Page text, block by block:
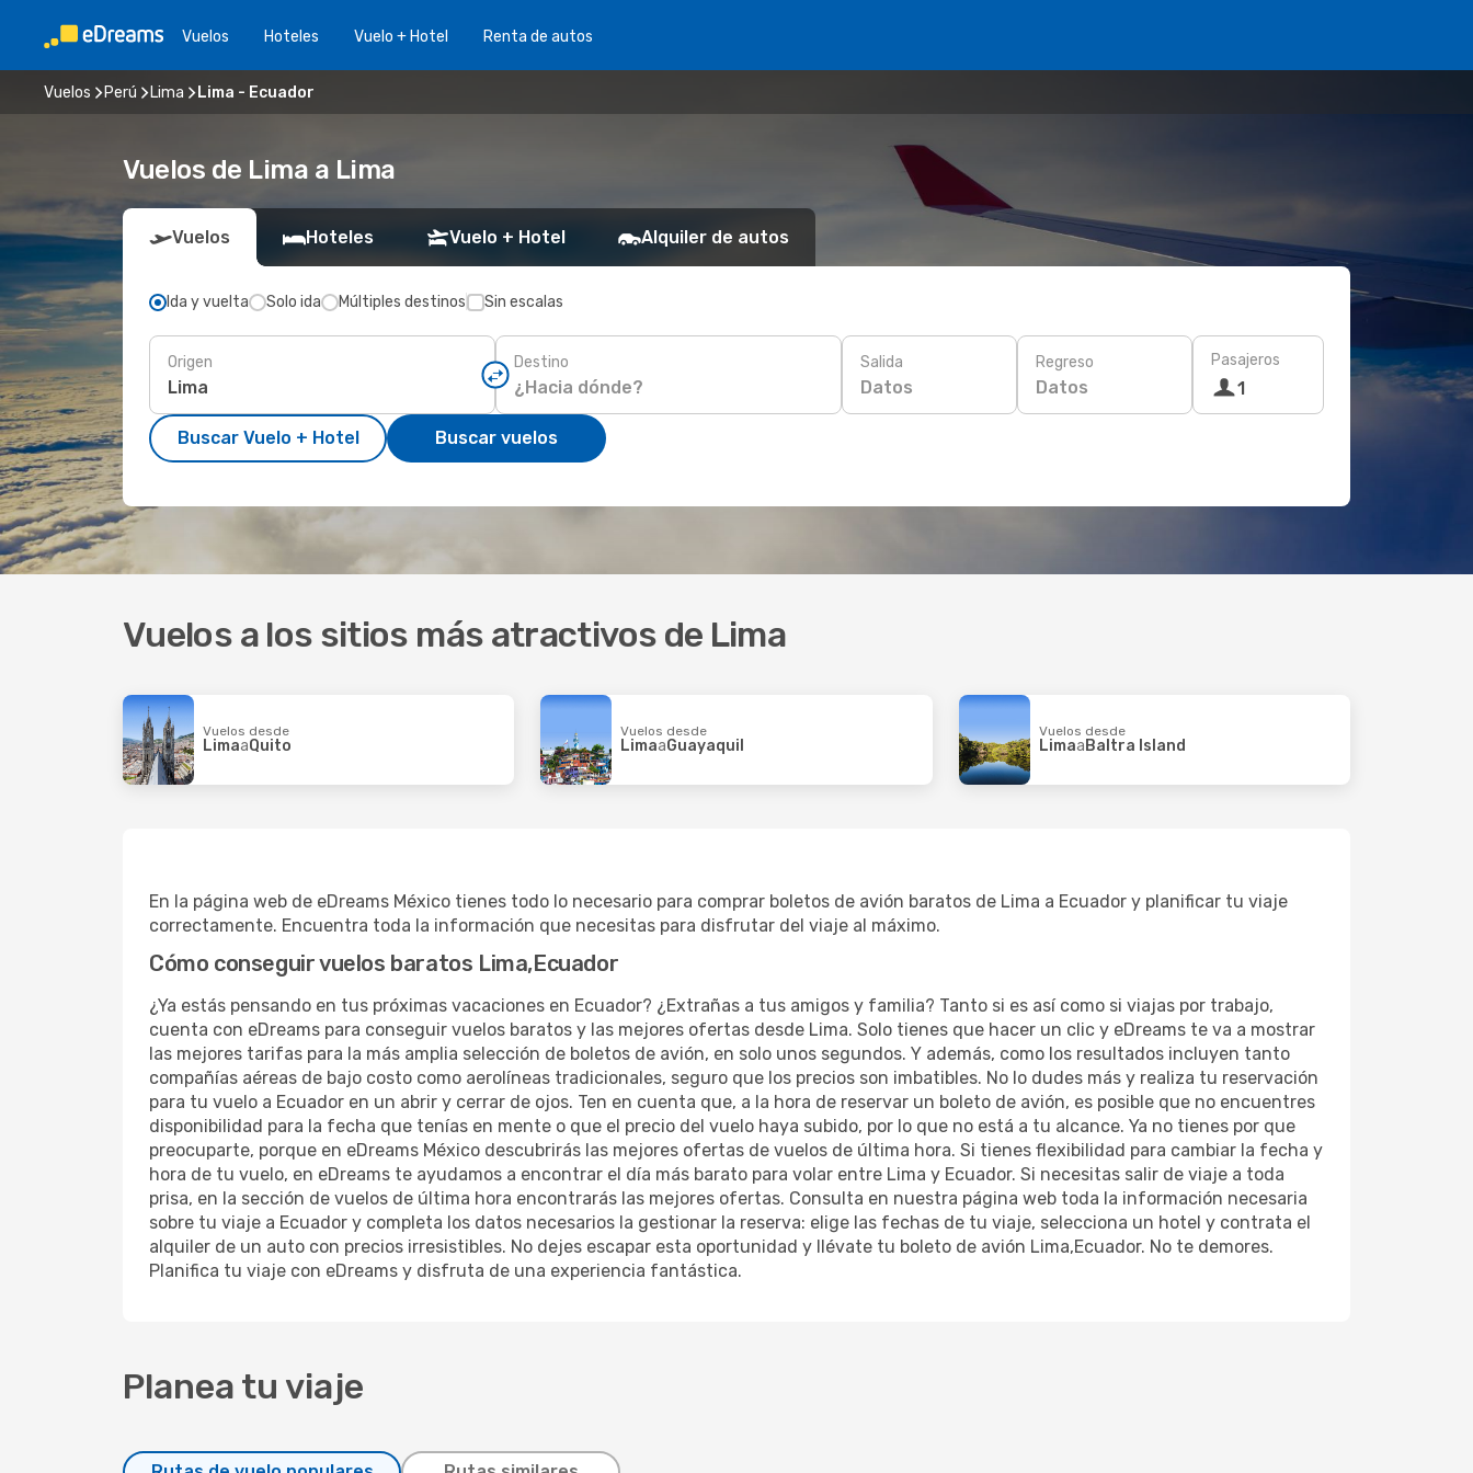
Vuelos Hoteles Vuelo + Hotel Renta de autos
Vuelos Perú Lima Lima - Ecuador
Vuelos de Lima a Lima
Vuelos Hoteles Vuelo + Hotel Alquiler de autos
Ida y vuelta Solo ida Múltiples destinos Sin escalas
Origen Destino Salida
Datos
Regreso
Datos
Pasajeros
1
Buscar Vuelo + Hotel Buscar vuelos
Vuelos a los sitios más atractivos de Lima
Vuelos desde
LimaaQuito
Vuelos desde
LimaaGuayaquil
Vuelos desde
Limaa Baltra Island
En la página web de eDreams México tienes todo lo necesario para comprar boletos de avión baratos de Lima a Ecuador y planificar tu viaje
correctamente. Encuentra toda la información que necesitas para disfrutar del viaje al máximo.
Cómo conseguir vuelos baratos Lima,Ecuador
¿Ya estás pensando en tus próximas vacaciones en Ecuador? ¿Extrañas a tus amigos y familia? Tanto si es así como si viajas por trabajo,
cuenta con eDreams para conseguir vuelos baratos y las mejores ofertas desde Lima. Solo tienes que hacer un clic y eDreams te va a mostrar
las mejores tarifas para la más amplia selección de boletos de avión, en solo unos segundos. Y además, como los resultados incluyen tanto
compañías aéreas de bajo costo como aerolíneas tradicionales, seguro que los precios son imbatibles. No lo dudes más y realiza tu reservación
para tu vuelo a Ecuador en un abrir y cerrar de ojos. Ten en cuenta que, a la hora de reservar un boleto de avión, es posible que no encuentres
disponibilidad para la fecha que tenías en mente o que el precio del vuelo haya subido, por lo que no está a tu alcance. Ya no tienes por que
preocuparte, porque en eDreams México descubrirás las mejores ofertas de vuelos de última hora. Si tienes flexibilidad para cambiar la fecha y
hora de tu vuelo, en eDreams te ayudamos a encontrar el día más barato para volar entre Lima y Ecuador. Si necesitas salir de viaje a toda
prisa, en la sección de vuelos de última hora encontrarás las mejores ofertas. Consulta en nuestra página web toda la información necesaria
sobre tu viaje a Ecuador y completa los datos necesarios la gestionar la reserva: elige las fechas de tu viaje, selecciona un hotel y contrata el
alquiler de un auto con precios irresistibles. No dejes escapar esta oportunidad y llévate tu boleto de avión Lima,Ecuador. No te demores.
Planifica tu viaje con eDreams y disfruta de una experiencia fantástica.
Planea tu viaje